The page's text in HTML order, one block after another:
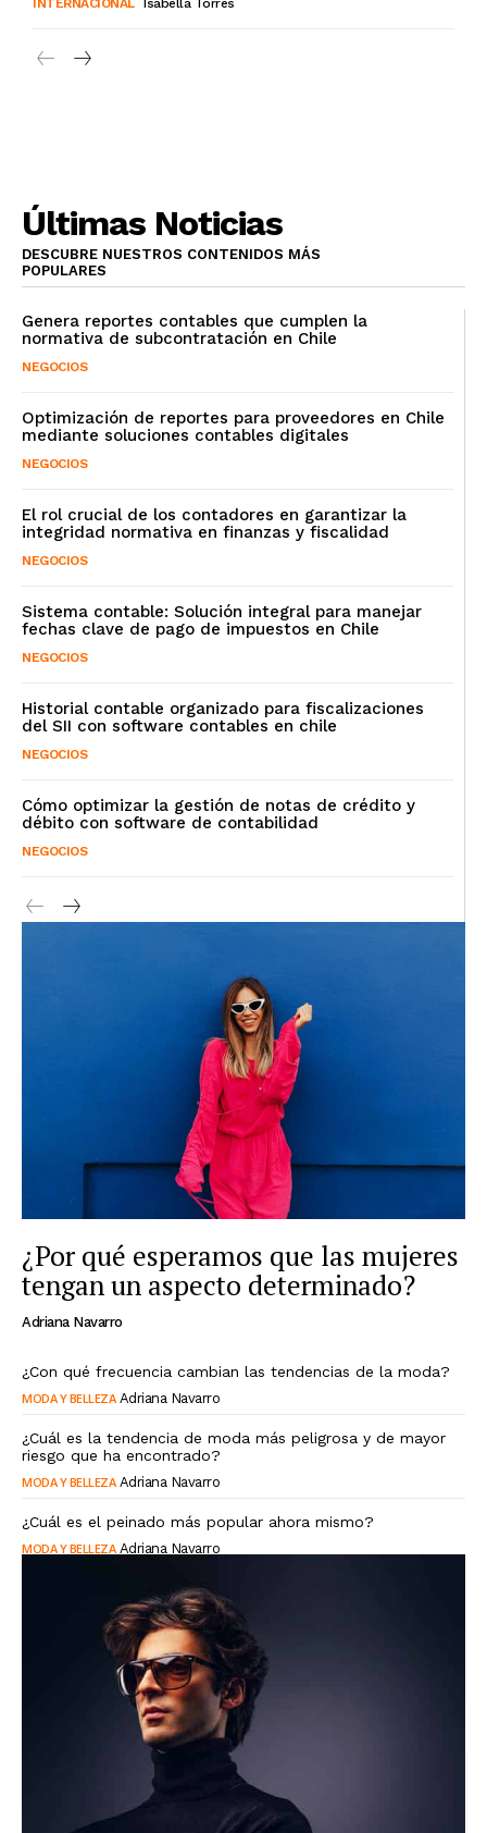
Últimas Noticias
DESCUBRE NUESTROS CONTENIDOS MÁS
POPULARES
Genera reportes contables que cumplen la
normativa de subcontratación en Chile
NEGOCIOS
Optimización de reportes para proveedores en Chile
mediante soluciones contables digitales
NEGOCIOS
El rol crucial de los contadores en garantizar la
integridad normativa en finanzas y fiscalidad
NEGOCIOS
Sistema contable: Solución integral para manejar
fechas clave de pago de impuestos en Chile
NEGOCIOS
Historial contable organizado para fiscalizaciones
del SII con software contables en chile
NEGOCIOS
Cómo optimizar la gestión de notas de crédito y
débito con software de contabilidad
NEGOCIOS
¿Por qué esperamos que las mujeres
tengan un aspecto determinado?
Adriana Navarro
¿Con qué frecuencia cambian las tendencias de la moda?
MODA Y BELLEZA Adriana Navarro
¿Cuál es la tendencia de moda más peligrosa y de mayor
riesgo que ha encontrado?
MODA Y BELLEZA Adriana Navarro
¿Cuál es el peinado más popular ahora mismo?
MODA Y BELLEZA Adriana Navarro